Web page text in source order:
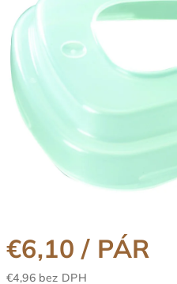
€6,10/ PÁR
€4,96 bez DPH
hviezdičiek.